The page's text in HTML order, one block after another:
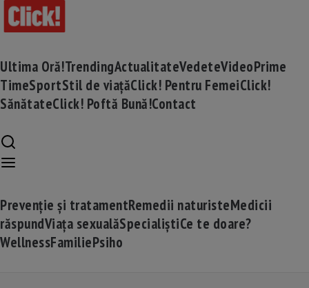
Ultima Oră!TrendingActualitateVedeteVideoPrime
TimeSportStil de viațăClick! Pentru FemeiClick!
SănătateClick! Poftă Bună!Contact
Prevenție și tratamentRemedii naturisteMedicii
răspundViața sexualăSpecialiștiCe te doare?
WellnessFamiliePsiho